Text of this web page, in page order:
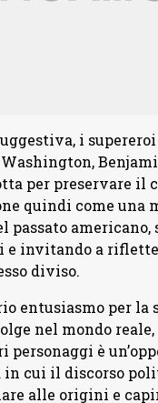
i
per preservare il
quindi come
passato
invitando a
diviso.
entusiasmo per la
nel mondo
personaggi è
in cui il discorso
alle origini e